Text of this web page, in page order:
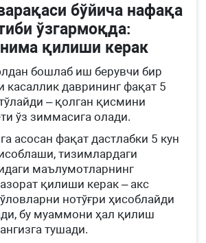
бўйича нафақа
ўзгармоқда:
нима қилиши керак
бошлаб иш берувчи бир
касаллик даврининг фақат 5
– қолган қисмини
ўз зиммасига олади.
асосан фақат дастлабки 5 кун
тизимлардаги
маълумотларнинг
қилиши керак – акс
нотўғри ҳисоблайди
бу муаммони ҳал қилиш
тушади.